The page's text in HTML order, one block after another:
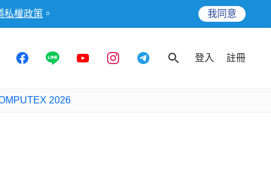
私權政策 。 我同意
登入 註冊
2026